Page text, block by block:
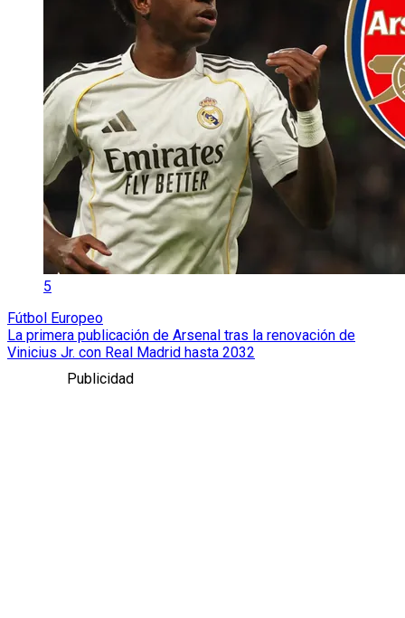
5
Fútbol Europeo
La primera publicación de Arsenal tras la renovación de
Vinicius Jr. con Real Madrid hasta 2032
Publicidad